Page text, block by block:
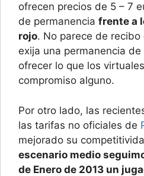
ofrecen precios de 5 – 7
de permanencia frente a
rojo. No parece de
exija una permanencia de
ofrecer lo que los
compromiso alguno.
Por otro lado, las
las tarifas no oficiales de
mejorado su
escenario medio
de Enero de 2013 un